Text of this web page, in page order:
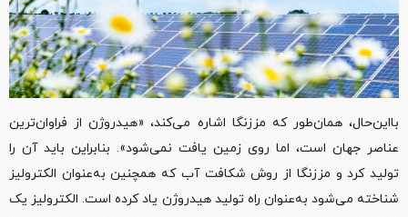
بااین‌حال، همان‌طور که مززنگا اشاره می‌کند، «هیدروژن از فراوان‌ترین
عناصر جهان است، اما روی زمین یافت نمی‌شود». بنابراین باید آن را
تولید کرد و مززنگا از روش شکافت آب که همچنین به‌عنوان الکترولیز
شناخته می‌شود به‌عنوان راه تولید هیدروژن یاد کرده است. الکترولیز یک